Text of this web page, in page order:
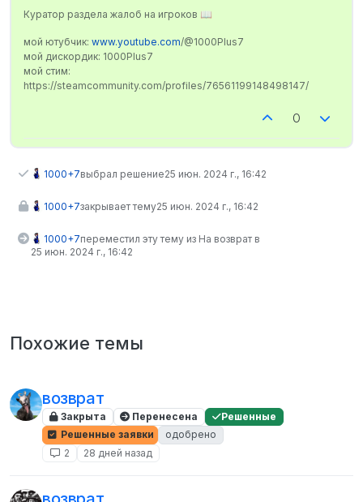
Куратор раздела жалоб на игроков 📖
мой ютубчик: www.youtube.com/@1000Plus7
мой дискордик: 1000Plus7
мой стим:
https://steamcommunity.com/profiles/76561199148498147/
0
1000+7выбрал решение25 июн. 2024 г., 16:42
1000+7закрывает тему25 июн. 2024 г., 16:42
1000+7переместил эту тему из На возврат в
25 июн. 2024 г., 16:42
Похожие темы
возврат
Закрыта Перенесена
Решенные
Решенные заявки
одобрено
2
28 дней назад